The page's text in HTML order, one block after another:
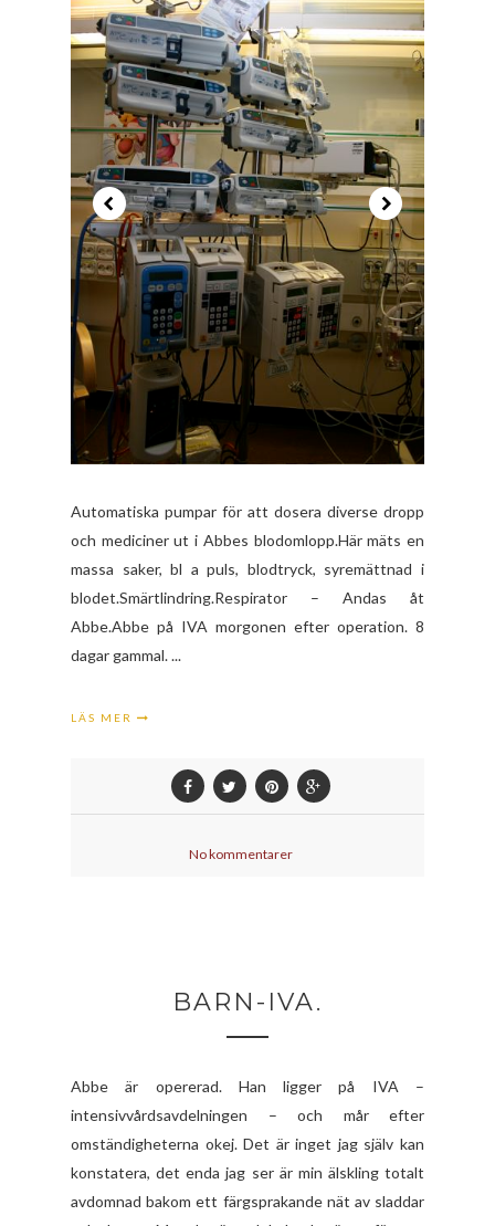
Automatiska pumpar för att dosera diverse dropp
och mediciner ut i Abbes blodomlopp.Här mäts en
massa saker, bl a puls, blodtryck, syremättnad i
blodet.Smärtlindring.Respirator – Andas åt
Abbe.Abbe på IVA morgonen efter operation. 8
dagar gammal. ...
LÄS MER
No kommentarer
BARN-IVA.
Abbe är opererad. Han ligger på IVA –
intensivvårdsavdelningen – och mår efter
omständigheterna okej. Det är inget jag själv kan
konstatera, det enda jag ser är min älskling totalt
avdomnad bakom ett färgsprakande nät av sladdar